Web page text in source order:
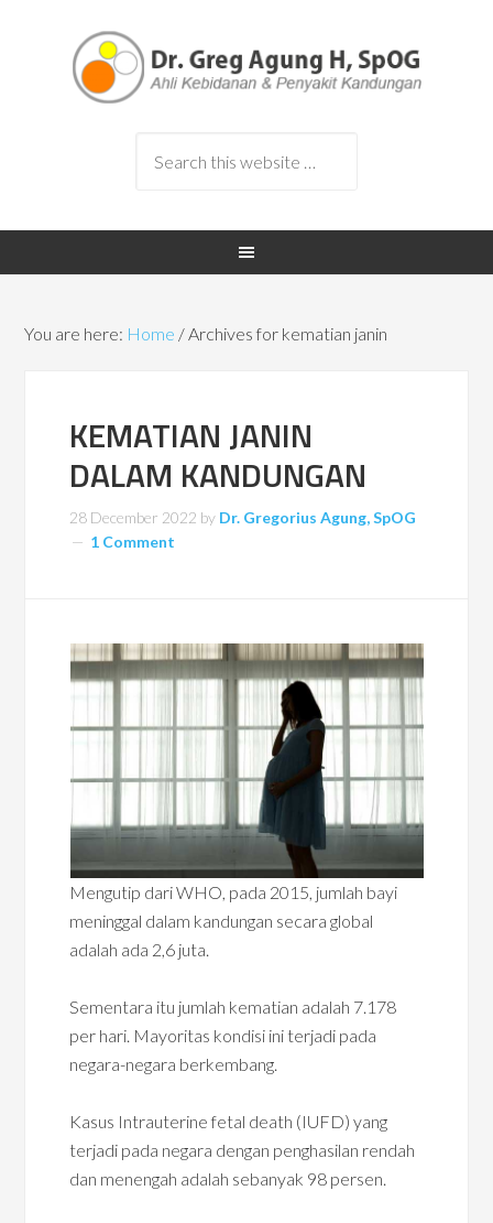
You are here: Home /Archives for kematian janin
KEMATIAN JANIN
DALAM KANDUNGAN
28 December 2022 by Dr. Gregorius Agung, SpOG
1 Comment
Mengutip dari WHO, pada 2015, jumlah bayi
meninggal dalam kandungan secara global
adalah ada 2,6 juta.
Sementara itu jumlah kematian adalah 7.178
per hari. Mayoritas kondisi ini terjadi pada
negara-negara berkembang.
Kasus Intrauterine fetal death (IUFD) yang
terjadi pada negara dengan penghasilan rendah
dan menengah adalah sebanyak 98 persen.